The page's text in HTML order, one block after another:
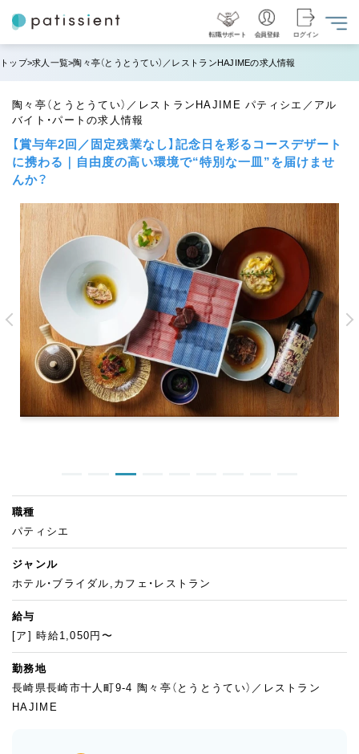
転職サポート 会員登録 ログイン
トップ 求人一覧 陶々亭（とうとうてい）／レストランHAJIMEの求人情報
陶々亭（とうとうてい）／レストランHAJIME パティシエ／アル
バイト・パートの求人情報
【賞与年2回／固定残業なし】記念日を彩るコースデザート
に携わる｜自由度の高い環境で“特別な一皿”を届けませ
んか？
職種
パティシエ
ジャンル
ホテル・ブライダル,カフェ・レストラン
給与
[ア] 時給1,050円〜
勤務地
長崎県長崎市十人町9-4 陶々亭（とうとうてい）／レストラン
HAJIME